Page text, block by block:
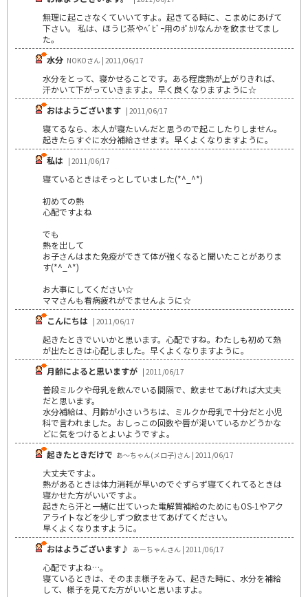
無理に起こさなくていいてすよ。起きてる時に、こまめにあげて
下さい。 私は、ほうじ茶やﾍﾞﾋﾞｰ用のﾎﾟｶﾘなんかを飲ませてまし
た。
水分 NOKOさん | 2011/06/17
水分をとって、寝かせることです。ある程度熱が上がりきれば、
汗かいて下がっていきますよ。早く良くなりますように☆
おはようございます | 2011/06/17
寝てるなら、本人が寝たいんだと思うので起こしたりしません。
起きたらすぐに水分補給させます。早くよくなりますように。
私は | 2011/06/17
寝ているときはそっとしていました(*^_^*)
初めての熱
心配ですよね
でも
熱を出して
お子さんはまた免疫ができて体が強くなると聞いたことがありま
す(*^_^*)
お大事にしてください☆
ママさんも看病疲れがでませんように☆
こんにちは | 2011/06/17
起きたときでいいかと思います。心配ですね。わたしも初めて熱
が出たときは心配しました。早くよくなりますように。
月齢によると思いますが | 2011/06/17
普段ミルクや母乳を飲んでいる間隔で、飲ませてあげれば大丈夫
だと思います。
水分補給は、月齢が小さいうちは、ミルクか母乳で十分だと小児
科で言われました。おしっこの回数や唇が渇いているかどうかな
どに気をつけるとよいようですよ。
起きたときだけで あ～ちゃん(メロ子)さん | 2011/06/17
大丈夫ですよ。
熱があるときは体力消耗が早いのでぐずらず寝てくれてるときは
寝かせた方がいいですよ。
起きたら汗と一緒に出ていった電解質補給のためにもOS-1やアク
アライトなどを少しずつ飲ませてあげてください。
早くよくなりますように。
おはようございます♪ あーちゃんさん | 2011/06/17
心配ですよね…。
寝ているときは、そのまま様子をみて、起きた時に、水分を補給
して、様子を見てた方がいいと思いますよ。